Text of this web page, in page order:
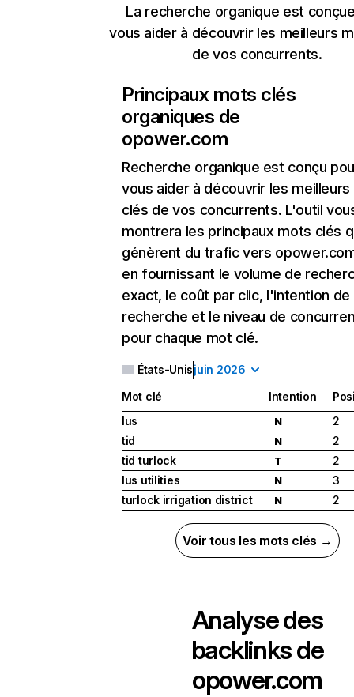
La recherche organique est
vous aider à découvrir les meilleurs
de vos concurrents.
Principaux mots clés
organiques de
opower.com
Recherche organique est conçu
vous aider à découvrir les
clés de vos concurrents. L'outil
montrera les principaux mots clés
génèrent du trafic vers
en fournissant le volume de
exact, le coût par clic, l'intention de
recherche et le niveau de
pour chaque mot clé.
États-Unisjuin 2026
Mot clé Intention
lus
N
2
tid
N
2
tid turlock
T
2
lus utilities
N
3
turlock irrigation district
N 2
Voir tous les mots clés →
Analyse des
backlinks de
opower.com